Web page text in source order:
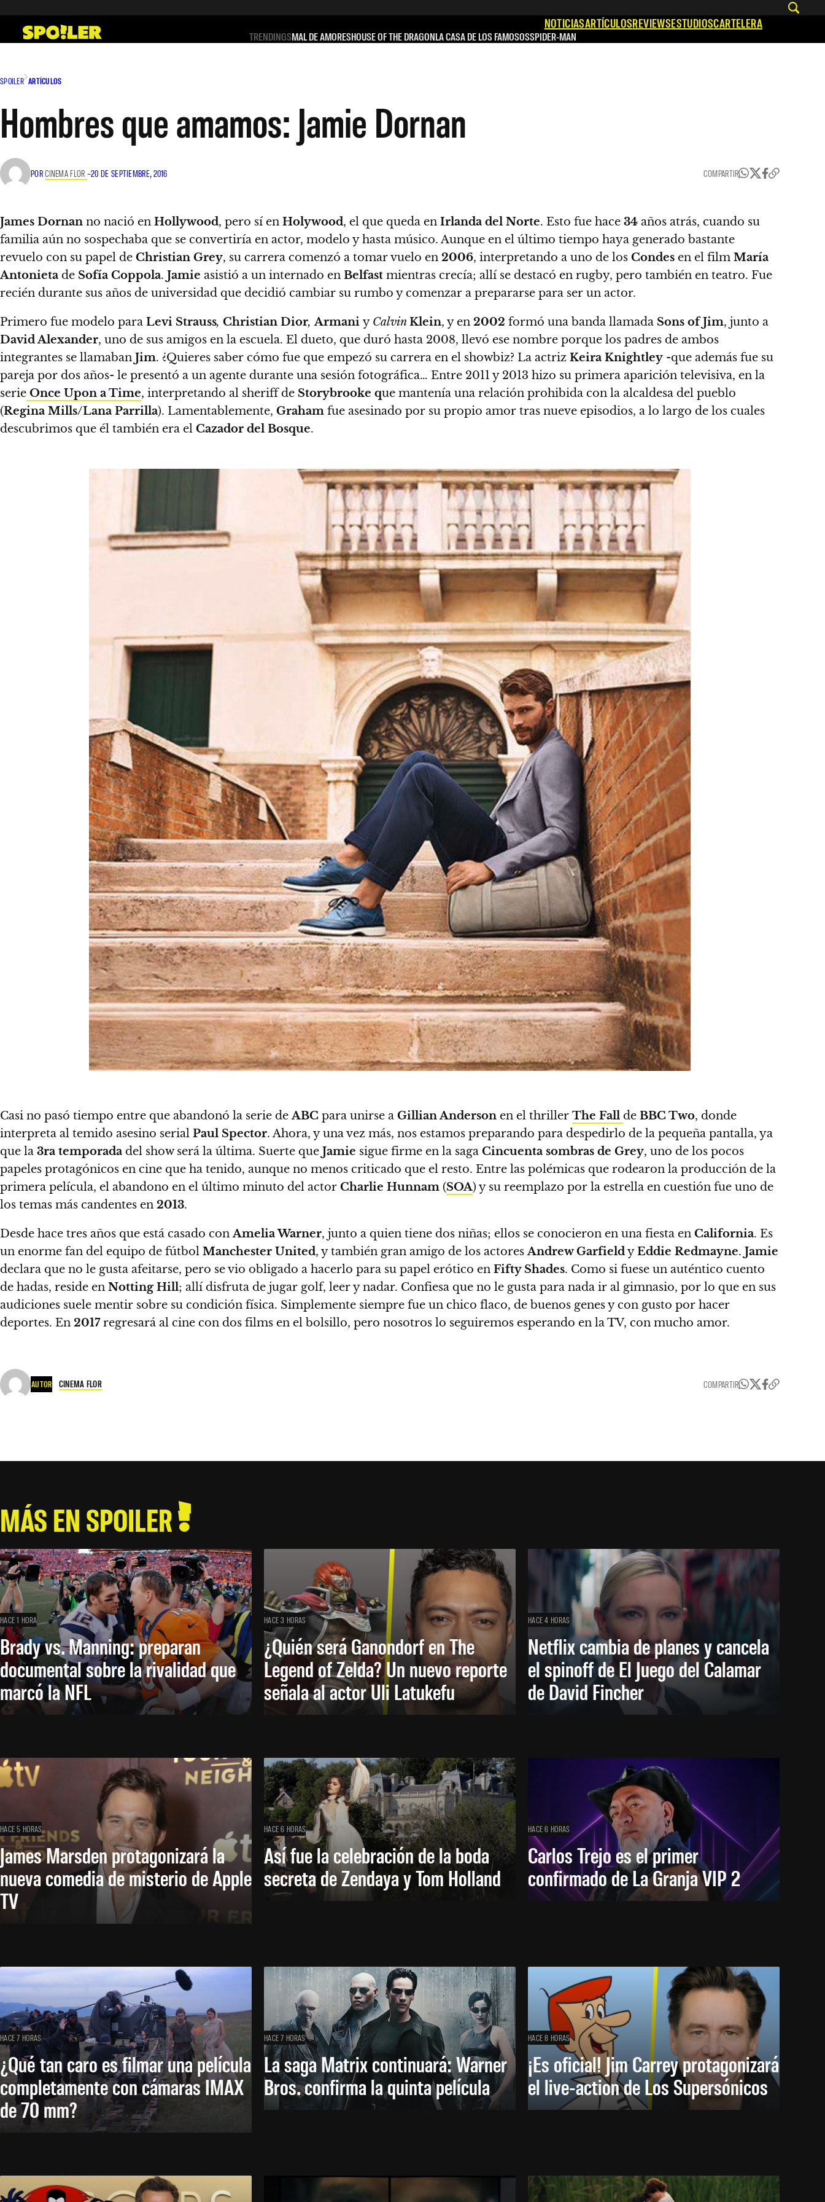
contenido
NOTICIASARTÍCULOSREVIEWSESTUDIOSCARTELERA
TRENDINGSMAL DE AMORESHOUSE OF THE DRAGONLA CASA DE LOS FAMOSOSSPIDER-MAN
SPOILER ARTÍCULOS
Hombres que amamos: Jamie Dornan
PORCINEMA FLOR –20 DE SEPTIEMBRE, 2016 COMPARTIR
James Dornan no nació en Hollywood, pero sí en Holywood, el que queda en Irlanda del Norte. Esto fue hace 34 años atrás, cuando su
familia aún no sospechaba que se convertiría en actor, modelo y hasta músico. Aunque en el último tiempo haya generado bastante
revuelo con su papel de Christian Grey, su carrera comenzó a tomar vuelo en 2006, interpretando a uno de los Condes en el film María
Antonieta de Sofía Coppola. Jamie asistió a un internado en Belfast mientras crecía; allí se destacó en rugby, pero también en teatro. Fue
recién durante sus años de universidad que decidió cambiar su rumbo y comenzar a prepararse para ser un actor.
Primero fue modelo para Levi Strauss, Christian Dior,Armani y CalvinKlein, y en 2002 formó una banda llamada Sons of Jim, junto a
David Alexander, uno de sus amigos en la escuela. El dueto, que duró hasta 2008, llevó ese nombre porque los padres de ambos
integrantes se llamaban Jim. ¿Quieres saber cómo fue que empezó su carrera en el showbiz? La actriz Keira Knightley -que además fue su
pareja por dos años- le presentó a un agente durante una sesión fotográfica… Entre 2011 y 2013 hizo su primera aparición televisiva, en la
serie Once Upon a Time, interpretando al sheriff de Storybrooke que mantenía una relación prohibida con la alcaldesa del pueblo
(Regina Mills/Lana Parrilla). Lamentablemente, Graham fue asesinado por su propio amor tras nueve episodios, a lo largo de los cuales
descubrimos que él también era el Cazador del Bosque.
Casi no pasó tiempo entre que abandonó la serie deABC para unirse a Gillian Anderson en el thriller The Fall de BBC Two, donde
interpreta al temido asesino serial Paul Spector. Ahora, y una vez más, nos estamos preparando para despedirlo de la pequeña pantalla, ya
que la 3ra temporada del show será la última. Suerte que Jamie sigue firme en la saga Cincuenta sombras de Grey, uno de los pocos
papeles protagónicos en cine que ha tenido, aunque no menos criticado que el resto. Entre las polémicas que rodearon la producción de la
primera película, el abandono en el último minuto del actor Charlie Hunnam (SOA) y su reemplazo por la estrella en cuestión fue uno de
los temas más candentes en 2013.
Desde hace tres años que está casado conAmelia Warner, junto a quien tiene dos niñas; ellos se conocieron en una fiesta en California. Es
un enorme fan del equipo de fútbol Manchester United, y también gran amigo de los actoresAndrew GarfieldyEddie Redmayne. Jamie
declara que no le gusta afeitarse, pero se vio obligado a hacerlo para su papel erótico en Fifty Shades. Como si fuese un auténtico cuento
de hadas, reside en Notting Hill; allí disfruta de jugar golf, leer y nadar. Confiesa que no le gusta para nada ir al gimnasio, por lo que en sus
audiciones suele mentir sobre su condición física. Simplemente siempre fue un chico flaco, de buenos genes y con gusto por hacer
deportes. En 2017regresará al cine con dos films en el bolsillo, pero nosotros lo seguiremos esperando en la TV, con mucho amor.
AUTOR CINEMA FLOR COMPARTIR
MÁS EN SPOILER
HACE 1 HORA
Brady vs. Manning: preparan
documental sobre la rivalidad que
marcó la NFL
HACE 3 HORAS
¿Quién será Ganondorf en The
Legend of Zelda? Un nuevo reporte
señala al actor Uli Latukefu
HACE 4 HORAS
Netflix cambia de planes y cancela
el spinoff de El Juego del Calamar
de David Fincher
HACE 5 HORAS
James Marsden protagonizará la
nueva comedia de misterio de Apple
TV
HACE 6 HORAS
Así fue la celebración de la boda
secreta de Zendaya y Tom Holland
HACE 6 HORAS
Carlos Trejo es el primer
confirmado de La Granja VIP 2
HACE 7 HORAS
¿Qué tan caro es filmar una película
completamente con cámaras IMAX
de 70 mm?
HACE 7 HORAS
La saga Matrix continuará: Warner
Bros. confirma la quinta película
HACE 8 HORAS
¡Es oficial! Jim Carrey protagonizará
el live-action de Los Supersónicos